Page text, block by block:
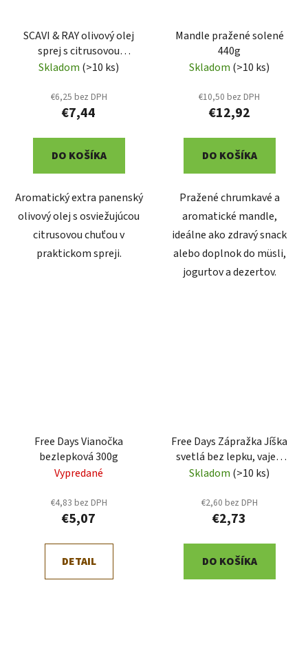
SCAVI & RAY olivový olej
sprej s citrusovou
príchuťou 0,2L (SR102)
Skladom (>10 ks)
€6,25 bez DPH
€7,44
DO KOŠÍKA
Aromatický extra panenský
olivový olej s osviežujúcou
citrusovou chuťou v
praktickom spreji.
Mandle pražené solené
440g
Skladom (>10 ks)
€10,50 bez DPH
€12,92
DO KOŠÍKA
Pražené chrumkavé a
aromatické mandle,
ideálne ako zdravý snack
alebo doplnok do müsli,
jogurtov a dezertov.
Free Days Vianočka
bezlepková 300g
Vypredané
€4,83 bez DPH
€5,07
DETAIL
Free Days Zápražka Jíška
svetlá bez lepku, vajec,
laktózy 200g
Skladom (>10 ks)
€2,60 bez DPH
€2,73
DO KOŠÍKA